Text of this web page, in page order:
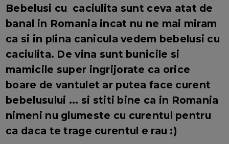
Bebelusi cu caciulita sunt ceva atat de
banal in Romania incat nu ne mai miram
ca si in plina canicula vedem bebelusi cu
caciulita. De vina sunt bunicile si
mamicile super ingrijorate ca orice
boare de vantulet ar putea face curent
bebelusului ... si stiti bine ca in Romania
nimeni nu glumeste cu curentul pentru
ca daca te trage curentul e rau :)